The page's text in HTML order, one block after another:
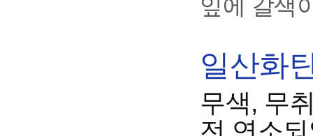
잎에 갈색
일산화
무색, 무